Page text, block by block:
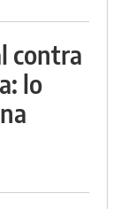
contra
lo